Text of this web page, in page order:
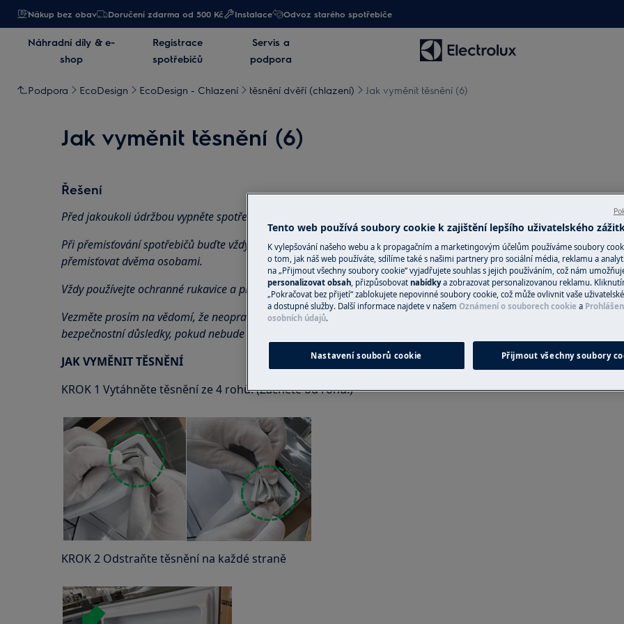
Nákup bez obav Doručení zdarma od 500 Kč Instalace Odvoz starého spotřebiče
Náhradní díly & e-
shop
Registrace
spotřebičů
Servis a
podpora
Podpora EcoDesign EcoDesign - Chlazení těsnění dvěří (chlazení) Jak vyměnit těsnění (6)
Jak vyměnit těsnění (6)
Řešení
Před jakoukoli údržbou vypněte spotřebič a vytáhněte zástrčku ze
Při přemisťování spotřebičů buďte vždy opatrní, u těžkých spotřebičů je nutné jej
přemisťovat dvěma osobami.
Vždy používejte ochranné rukavice a přiloženou obuv.
Vezměte prosím na vědomí, že neopravitelná nebo neodborná oprava může mít
bezpečnostní důsledky, pokud nebude provedena správně
JAK VYMĚNIT TĚSNĚNÍ
KROK 1 Vytáhněte těsnění ze 4 rohů. (Začněte od rohu.)
KROK 2 Odstraňte těsnění na každé straně
Tento web používá soubory cookie k zajištění lepšího uživatelského
K vylepšování našeho webu a k propagačním a marketingovým účelům používáme soubory
o tom, jak náš web používáte, sdílíme také s našimi partnery pro sociální média, reklamu a
na „Přijmout všechny soubory cookie“ vyjadřujete souhlas s jejich používáním, což nám
personalizovat obsah , přizpůsobovat nabídkya zobrazovat personalizovanou reklamu.
„Pokračovat bez přijetí“ zablokujete nepovinné soubory cookie, což může ovlivnit vaše
a dostupné služby. Další informace najdete v našem Oznámení o souborech cookie a
osobních údajů.
Nastavení souborů cookie Přijmout všechny soubory